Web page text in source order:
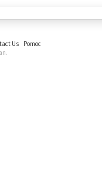
Us
Pomoc